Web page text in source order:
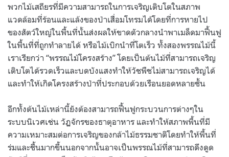
พวกไม้เสถียรที่มีความสามารถในการเจริญเติบโตในสภาพ
แวดล้อมที่ร้อนและแล้งของป่าเสื่อมโทรมได้โดยที่การหายไป
ของสัตว์ใหญ่ในพื้นที่นั้นส่งผลให้ขาดตัวกลางนำพาเมล็ดมาฟื้นฟู
ในพื้นที่ที่ถูกทำลายได้ หรือไม้เบิกนำที่โตเร็ว ทั้งสองพรรณไม้นี้
เราเรียกว่า “พรรณไม้โครงสร้าง” โดยเป็นต้นไม้ที่สามารถเจริญ
เติบโตได้รวดเร็วและบดบังแสงทำให้วัชพืชไม่สามารถเจริญได้
และทำให้เกิดโครงสร้างป่าที่ประกอบด้วยเรือนยอดหลายชั้น
อีกทั้งต้นไม้เหล่านี้ยังต้องสามารถฟื้นฟูกระบวนการต่างๆใน
ระบบนิเวศเช่น วัฏจักรของธาตุอาหาร และทำให้สภาพพื้นที่มี
ความเหมาะสมต่อการเจริญของกล้าไม้ธรรมชาติโดยทำให้พื้นที่
ร่มและชื้นมากขึ้นนอกจากนั้นอาจเป็นพรรณไม้ที่สามารถดึงดูด